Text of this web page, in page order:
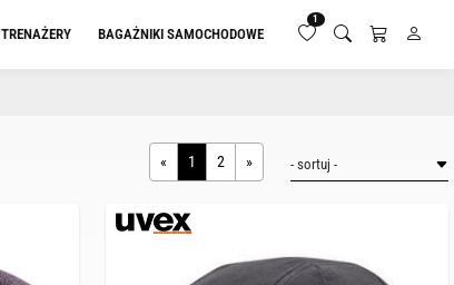
TRENAŻERY BAGAŻNIKI SAMOCHODOWE
1
« 1 2 »